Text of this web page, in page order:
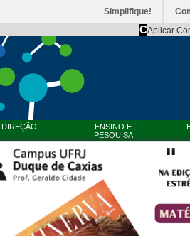
Simplifique!
CAplicar
DIREÇÃO
ENSINO E
PESQUISA